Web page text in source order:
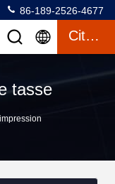
86-189-2526-4677
Citation
tasse